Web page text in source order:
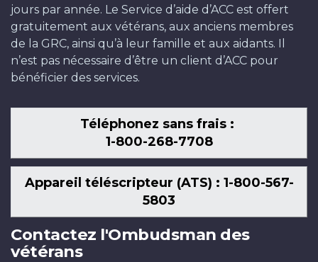
jours par année. Le Service d’aide d’ACC est offert
gratuitement aux vétérans, aux anciens membres
de la GRC, ainsi qu’à leur famille et aux aidants. Il
n’est pas nécessaire d’être un client d’ACC pour
bénéficier des services.
Téléphonez sans frais :
1-800-268-7708
Appareil téléscripteur (ATS) : 1-800-567-
5803
Contactez l'Ombudsman des
vétérans